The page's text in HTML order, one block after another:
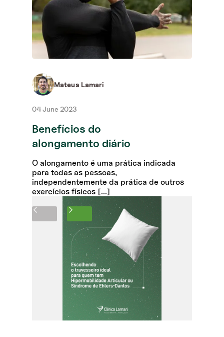
Mateus Lamari
04 June 2023
Benefícios do
alongamento diário
O alongamento é uma prática indicada
para todas as pessoas,
independentemente da prática de outros
exercícios físicos [...]